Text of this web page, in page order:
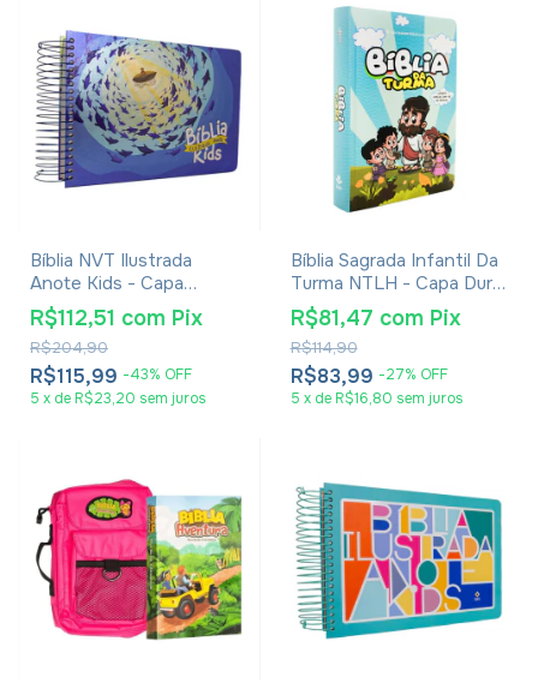
Bíblia NVT Ilustrada
Anote Kids - Capa
Peixinhos
R$115,99 -43% OFF
R$204,90
R$112,51 com Pix
5 x de R$23,20 sem juros
Bíblia Sagrada Infantil Da
Turma NTLH - Capa Dura
Ilustrada
R$83,99 -27% OFF
R$114,90
R$81,47 com Pix
5 x de R$16,80 sem juros